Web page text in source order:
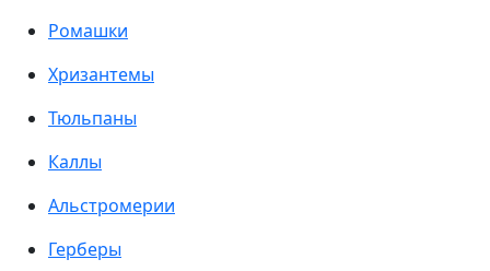
Ромашки
Хризантемы
Тюльпаны
Каллы
Альстромерии
Герберы